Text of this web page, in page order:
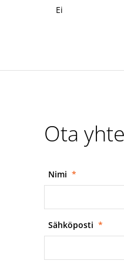
Ei
Ota
Nimi *
Sähköposti *